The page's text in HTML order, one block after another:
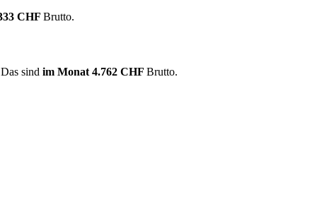
CHF Brutto.
sind im Monat 4.762 CHF Brutto.